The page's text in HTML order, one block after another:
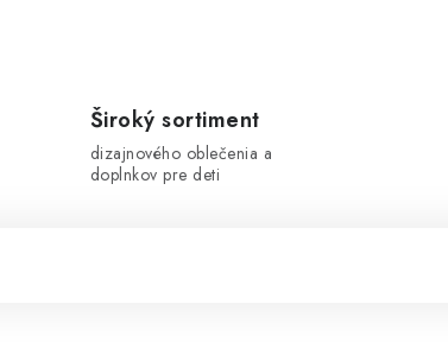
Široký sortiment
dizajnového oblečenia a
doplnkov pre deti